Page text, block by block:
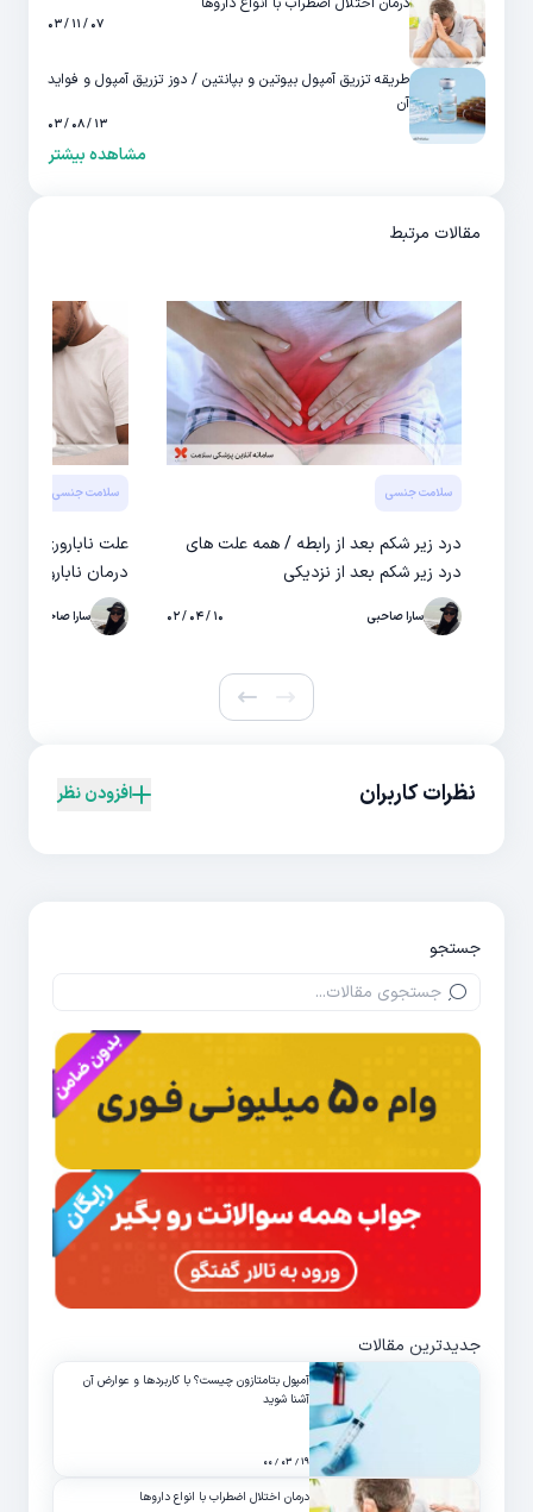
۰۷ / ۱۱ / ۰۳
طریقه تزریق آمپول بیوتین و بپانتین / دوز تزریق آمپول و فواید
آن
۱۳ / ۰۸ / ۰۳
مشاهده بیشتر
مقالات مرتبط
سلامت جنسی
درد زیر شکم بعد از رابطه / همه علت های
درد زیر شکم بعد از نزدیکی
سارا صاحبی ۱۰ / ۰۴ / ۰۲
سلامت جنسی
علت ناباروری
درمان ناباروری در
سارا صاحبی
نظرات کاربران افزودن نظر
جستجو
جدیدترین مقالات
آمپول بتامتازون چیست؟ با کاربردها و عوارض آن
آشنا شوید
۱۹ / ۰۳ / ۰۰
درمان اختلال اضطراب با انواع داروها